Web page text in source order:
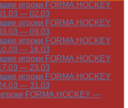
игроки FORMA.HOCKEY
— 02.03
игроки FORMA.HOCKEY
— 09.03
игроки FORMA.HOCKEY
— 16.03
игроки FORMA.HOCKEY
— 23.03
игроки FORMA.HOCKEY
— 31.03
FORMA.HOCKEY —